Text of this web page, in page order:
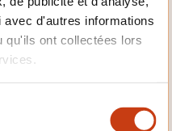
d'autres informations
qu'ils ont collectées lors